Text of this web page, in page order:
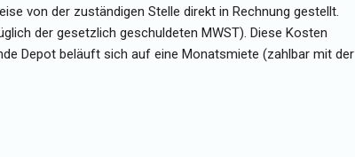
von der zuständigen Stelle direkt in Rechnung gestellt.
der gesetzlich geschuldeten MWST). Diese Kosten
Depot beläuft sich auf eine Monatsmiete (zahlbar mit der